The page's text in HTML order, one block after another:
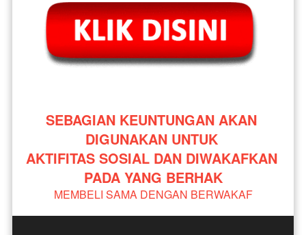
SEBAGIAN KEUNTUNGAN AKAN
DIGUNAKAN UNTUK
AKTIFITAS SOSIAL DAN DIWAKAFKAN
PADA YANG BERHAK
MEMBELI SAMA DENGAN BERWAKAF